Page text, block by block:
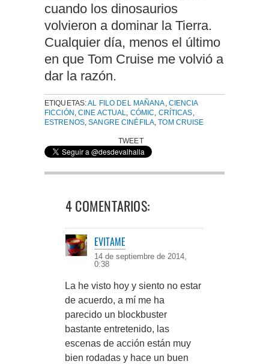
cuando los dinosaurios
volvieron a dominar la Tierra.
Cualquier día, menos el último
en que Tom Cruise me volvió a
dar la razón.
ETIQUETAS:AL FILO DEL MAÑANA, CIENCIA
FICCIÓN ,CINE ACTUAL, CÓMIC, CRÍTICAS,
ESTRENOS,SANGRE CINÉFILA,TOM CRUISE
TWEET
4 COMENTARIOS:
EVITAME
14 de septiembre de 2014,
0:38
La he visto hoy y siento no estar
de acuerdo, a mí me ha
parecido un blockbuster
bastante entretenido, las
escenas de acción están muy
bien rodadas y hace un buen